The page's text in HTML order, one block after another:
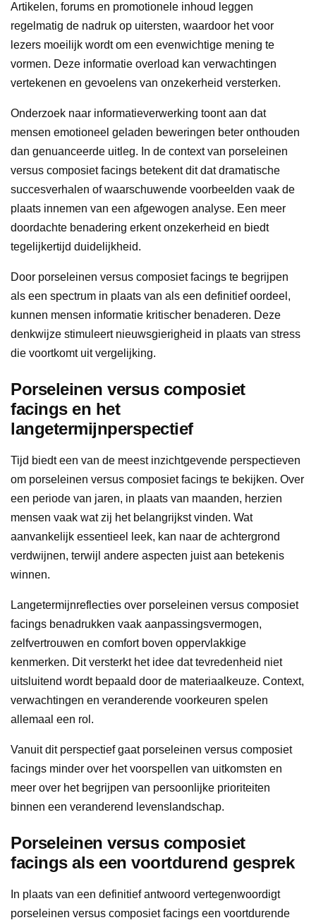
Artikelen, forums en promotionele inhoud leggen
regelmatig de nadruk op uitersten, waardoor het voor
lezers moeilijk wordt om een evenwichtige mening te
vormen. Deze informatie overload kan verwachtingen
vertekenen en gevoelens van onzekerheid versterken.
Onderzoek naar informatieverwerking toont aan dat
mensen emotioneel geladen beweringen beter onthouden
dan genuanceerde uitleg. In de context van porseleinen
versus composiet facings betekent dit dat dramatische
succesverhalen of waarschuwende voorbeelden vaak de
plaats innemen van een afgewogen analyse. Een meer
doordachte benadering erkent onzekerheid en biedt
tegelijkertijd duidelijkheid.
Door porseleinen versus composiet facings te begrijpen
als een spectrum in plaats van als een definitief oordeel,
kunnen mensen informatie kritischer benaderen. Deze
denkwijze stimuleert nieuwsgierigheid in plaats van stress
die voortkomt uit vergelijking.
Porseleinen versus composiet
facings en het
langetermijnperspectief
Tijd biedt een van de meest inzichtgevende perspectieven
om porseleinen versus composiet facings te bekijken. Over
een periode van jaren, in plaats van maanden, herzien
mensen vaak wat zij het belangrijkst vinden. Wat
aanvankelijk essentieel leek, kan naar de achtergrond
verdwijnen, terwijl andere aspecten juist aan betekenis
winnen.
Langetermijnreflecties over porseleinen versus composiet
facings benadrukken vaak aanpassingsvermogen,
zelfvertrouwen en comfort boven oppervlakkige
kenmerken. Dit versterkt het idee dat tevredenheid niet
uitsluitend wordt bepaald door de materiaalkeuze. Context,
verwachtingen en veranderende voorkeuren spelen
allemaal een rol.
Vanuit dit perspectief gaat porseleinen versus composiet
facings minder over het voorspellen van uitkomsten en
meer over het begrijpen van persoonlijke prioriteiten
binnen een veranderend levenslandschap.
Porseleinen versus composiet
facings als een voortdurend gesprek
In plaats van een definitief antwoord vertegenwoordigt
porseleinen versus composiet facings een voortdurende